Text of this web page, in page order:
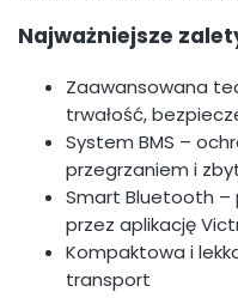
Najważniejsze
Zaawansowana
trwałość,
System BMS –
przegrzaniem i
Smart Bluetooth –
przez aplikację
Kompaktowa i
transport